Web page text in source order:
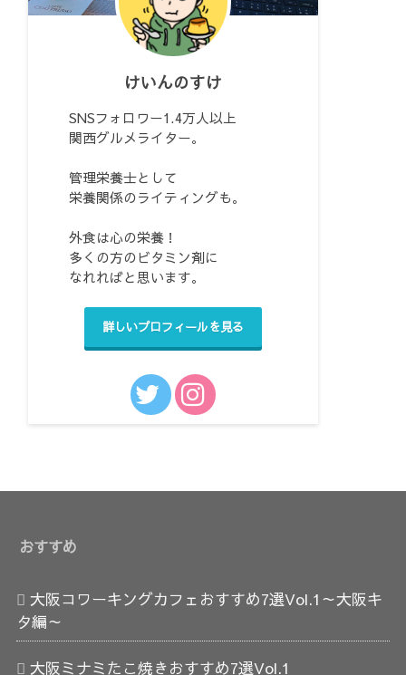
けいんのすけ
SNSフォロワー1.4万人以上
関西グルメライター。
管理栄養士として
栄養関係のライティングも。
外食は心の栄養！
多くの方のビタミン剤に
なれればと思います。
詳しいプロフィールを見る
おすすめ
大阪コワーキングカフェおすすめ7選Vol.1～大阪キ
タ編～
大阪ミナミたこ焼きおすすめ7選Vol.1